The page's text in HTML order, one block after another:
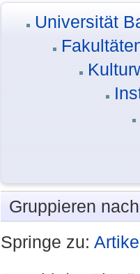
Universität
Gruppieren
Springe zu: